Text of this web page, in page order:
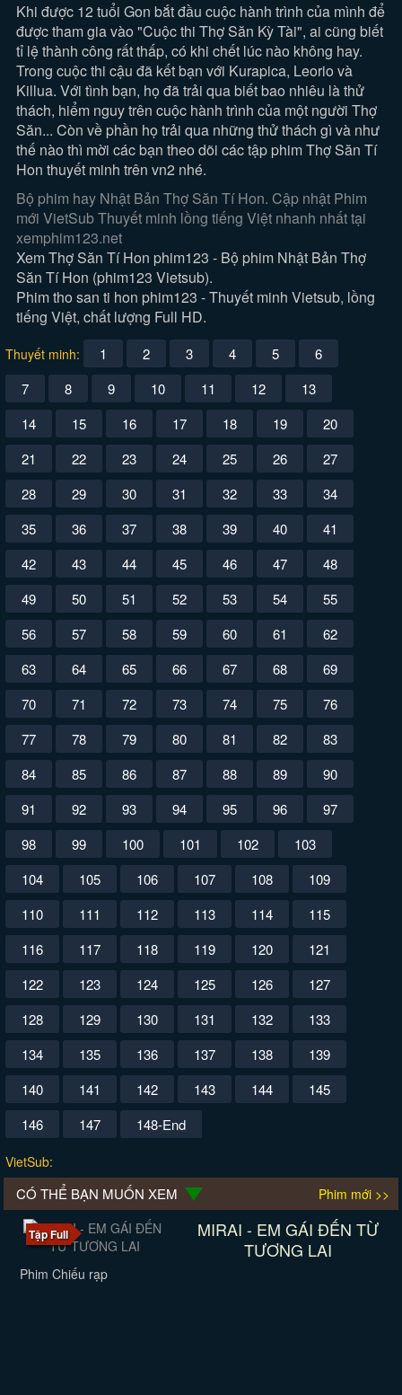
Khi được 12 tuổi Gon bắt đầu cuộc hành trình của mình để
được tham gia vào "Cuộc thi Thợ Săn Kỳ Tài", ai cũng biết
tỉ lệ thành công rất thấp, có khi chết lúc nào không hay.
Trong cuộc thi cậu đã kết bạn với Kurapica, Leorio và
Killua. Với tình bạn, họ đã trải qua biết bao nhiêu là thử
thách, hiểm nguy trên cuộc hành trình của một người Thợ
Săn... Còn về phần họ trải qua những thử thách gì và như
thế nào thì mời các bạn theo dõi các tập phim Thợ Săn Tí
Hon thuyết minh trên vn2 nhé.
Bộ phim hay Nhật Bản Thợ Săn Tí Hon. Cập nhật Phim
mới VietSub Thuyết minh lồng tiếng Việt nhanh nhất tại
xemphim123.net
Xem Thợ Săn Tí Hon phim123 - Bộ phim Nhật Bản Thợ
Săn Tí Hon (phim123 Vietsub).
Phim tho san ti hon phim123 - Thuyết minh Vietsub, lồng
tiếng Việt, chất lượng Full HD.
Thuyết minh: 1 2 3 4 5
6
7
8 9 10 11 12
13
14
15 16 17 18 19
20
21
22 23 24 25 26
27
28
29 30 31 32 33
34
35
36 37 38 39 40
41
42
43 44 45 46 47
48
49
50 51 52 53 54
55
56
57 58 59 60 61
62
63
64 65 66 67 68
69
70
71 72 73 74 75
76
77
78 79 80 81 82
83
84
85 86 87 88 89
90
91
92 93 94 95 96
97
98
99 100 101 102
103
104
105 106 107 108
109
110
111 112 113 114
115
116
117 118 119 120
121
122
123 124 125 126
127
128
129 130 131 132
133
134
135 136 137 138
139
140
141 142 143 144
145
146
147 148-End
VietSub:
CÓ THỂ BẠN MUỐN XEM Phim mới >>
Tập Full
MIRAI - EM GÁI ĐẾN TỪ
TƯƠNG LAI
Phim Chiếu rạp